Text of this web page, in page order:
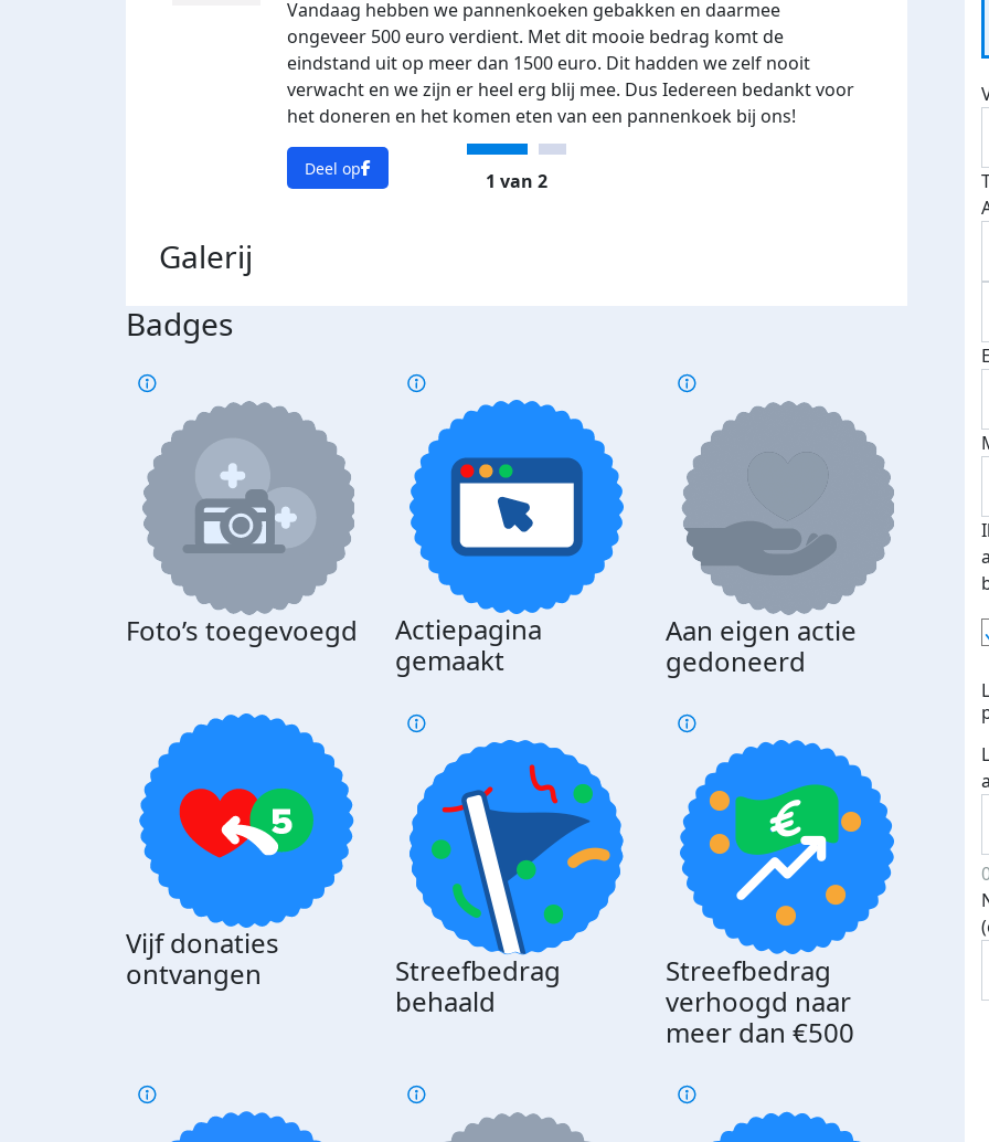
Vandaag hebben we pannenkoeken gebakken en daarmee
ongeveer 500 euro verdient. Met dit mooie bedrag komt de
eindstand uit op meer dan 1500 euro. Dit hadden we zelf nooit
verwacht en we zijn er heel erg blij mee. Dus Iedereen bedankt voor
het doneren en het komen eten van een pannenkoek bij ons!
Deel op
1 van 2
Galerij
Badges
Foto’s toegevoegd
Actiepagina
gemaakt
Aan eigen actie
gedoneerd
Vijf donaties
ontvangen
Streefbedrag
behaald
Streefbedrag
verhoogd naar
meer dan €500